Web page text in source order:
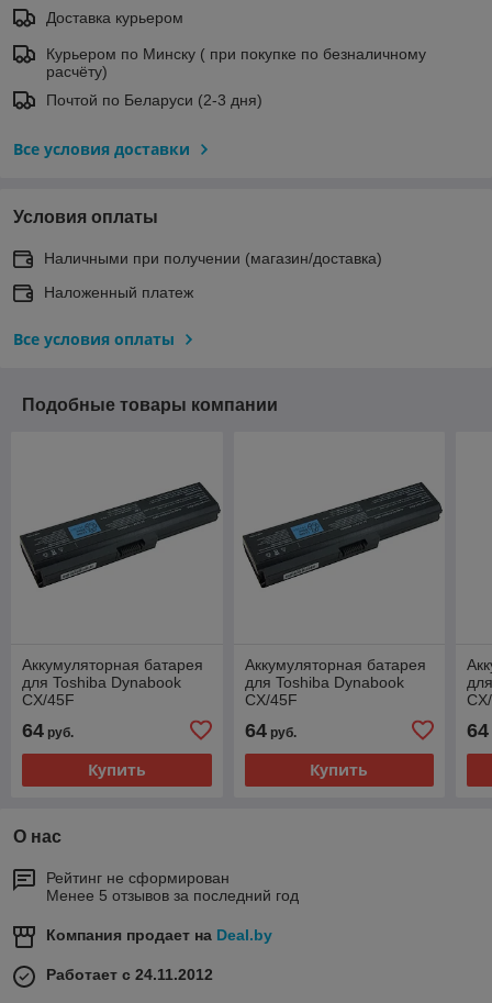
Доставка курьером
Курьером по Минску ( при покупке по безналичному
расчёту)
Почтой по Беларуси (2-3 дня)
Все условия доставки
Условия оплаты
Наличными при получении (магазин/доставка)
Наложенный платеж
Все условия оплаты
Подобные товары компании
Аккумуляторная батарея
для Toshiba Dynabook
CX/45F
64 руб.
Купить
Аккумуляторная батарея
для Toshiba Dynabook
CX/45F
64руб.
Купить
64
О нас
Рейтинг не сформирован
Менее 5 отзывов за последний год
Компания продает на Deal.by
Работает с 24.11.2012